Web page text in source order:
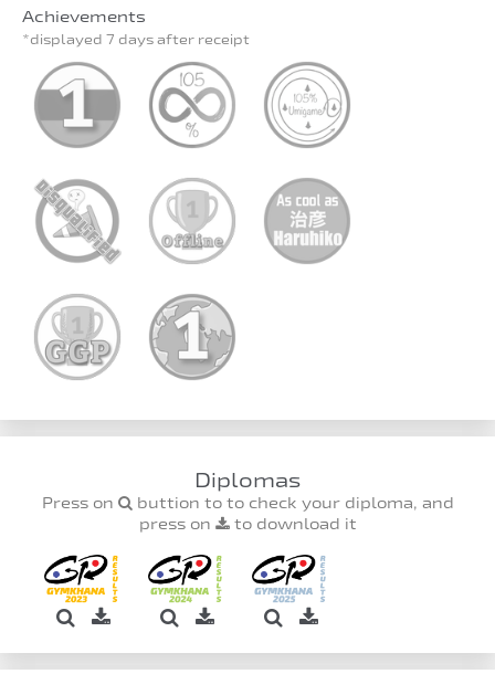
Achievements
*displayed 7 days after receipt
Diplomas
Press on
buttion to to check your diploma, and
press on
to download it